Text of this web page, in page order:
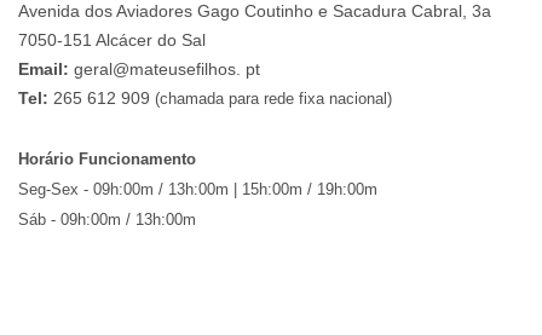
Avenida dos Aviadores Gago Coutinho e Sacadura Cabral, 3a
7050-151 Alcácer do Sal
Email: geral@mateusefilhos. pt
Tel: 265 612 909 (chamada para rede fixa nacional)
Horário Funcionamento
Seg-Sex - 09h:00m / 13h:00m | 15h:00m / 19h:00m
Sáb - 09h:00m / 13h:00m